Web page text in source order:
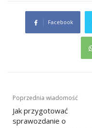
Facebook
Nawigacja
wpisu
Poprzednia wiadomość
Jak przygotować
sprawozdanie o